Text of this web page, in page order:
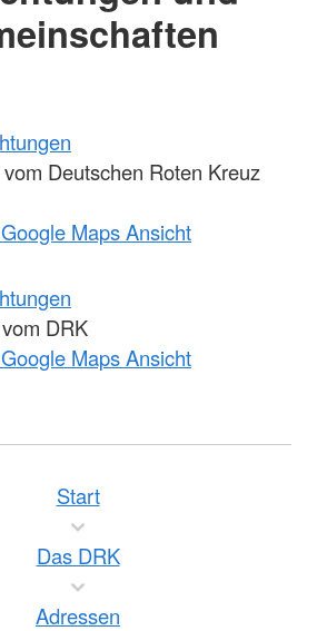
Deutschen Roten Kreuz
Maps Ansicht
DRK
Maps Ansicht
Start
Das DRK
Adressen